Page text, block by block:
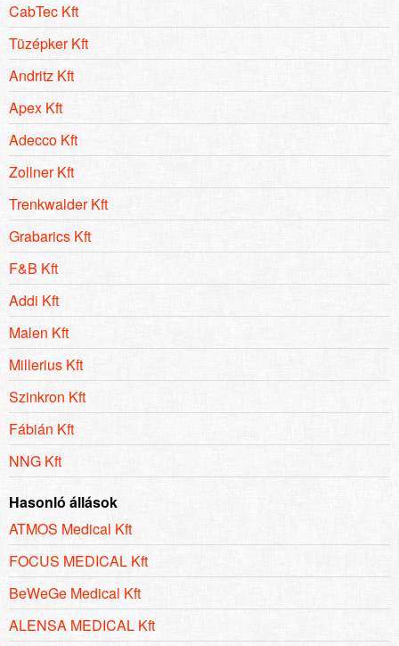
CabTec Kft
Tüzépker Kft
Andritz Kft
Apex Kft
Adecco Kft
Zollner Kft
Trenkwalder Kft
Grabarics Kft
F&B Kft
Addi Kft
Malen Kft
Millerius Kft
Szinkron Kft
Fábián Kft
NNG Kft
Hasonló állások
ATMOS Medical Kft
FOCUS MEDICAL Kft
BeWeGe Medical Kft
ALENSA MEDICAL Kft